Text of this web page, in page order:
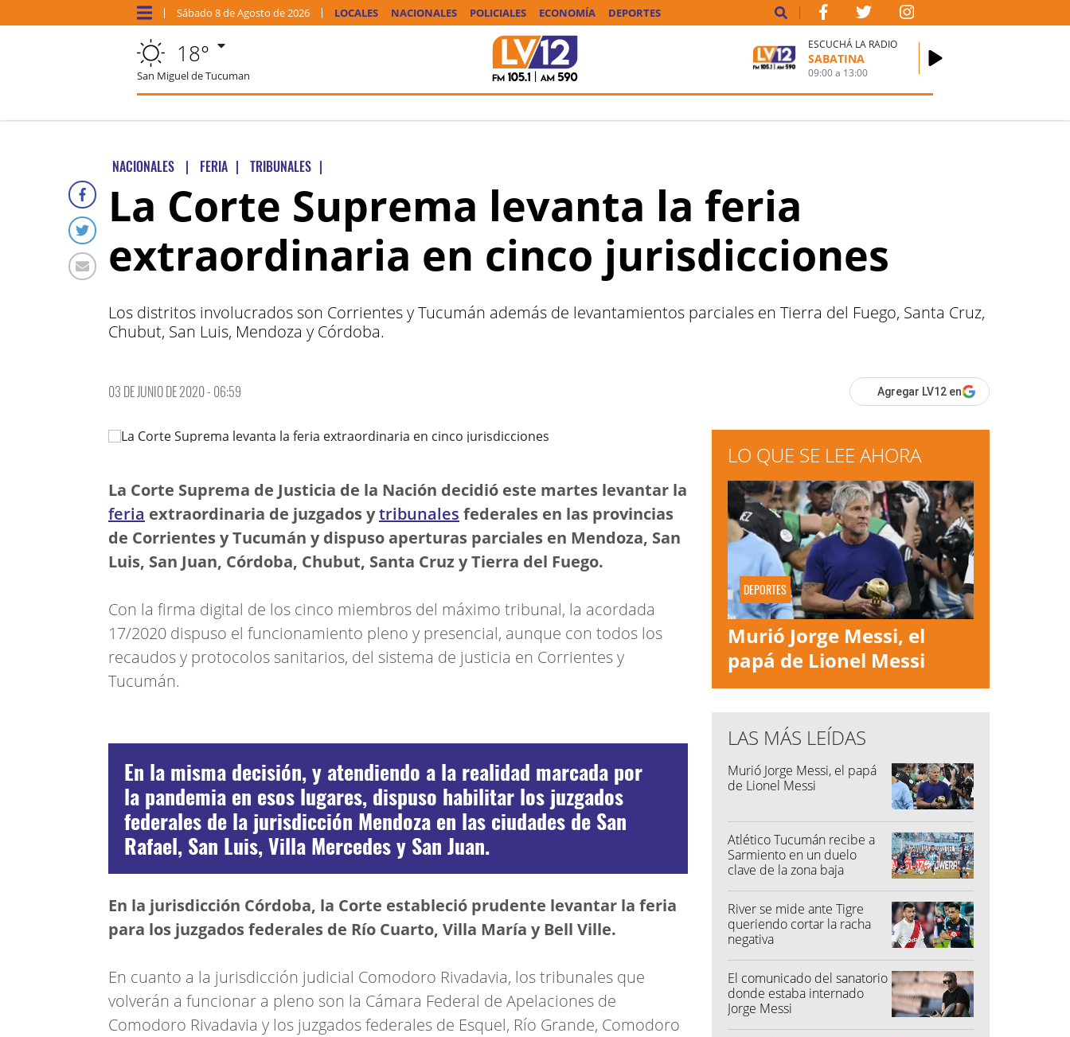
Sábado 8 deAgosto de 2026 LOCALES NACIONALES POLICIALES ECONOMÍA DEPORTES
18°
San Miguel de Tucuman
ESCUCHÁ LA RADIO
SABATINA
09:00a 13:00
NACIONALES | FERIA | TRIBUNALES |
La Corte Suprema levanta la feria
extraordinaria en cinco jurisdicciones
Los distritos involucrados son Corrientes y Tucumán además de levantamientos parciales en Tierra del Fuego, Santa Cruz,
Chubut, San Luis, Mendoza y Córdoba.
03 DE JUNIO DE 2020 - 06:59 Agregar LV12 en
La Corte Suprema de Justicia de la Nación decidió este martes levantar la
feria extraordinaria de juzgados ytribunales federales en las provincias
de Corrientes y Tucumán y dispuso aperturas parciales en Mendoza, San
Luis, San Juan, Córdoba, Chubut, Santa Cruz y Tierra del Fuego.
Con la firma digital de los cinco miembros del máximo tribunal, la acordada
17/2020 dispuso el funcionamiento pleno y presencial, aunque con todos los
recaudos y protocolos sanitarios, del sistema de justicia en Corrientes y
Tucumán.
En la misma decisión, y atendiendo a la realidad marcada por
la pandemia en esos lugares, dispuso habilitar los juzgados
federales de la jurisdicción Mendoza en las ciudades de San
Rafael, San Luis, Villa Mercedes y San Juan.
En la jurisdicción Córdoba, la Corte estableció prudente levantar la feria
para los juzgados federales de Río Cuarto, Villa María y Bell Ville.
En cuanto a la jurisdicción judicial Comodoro Rivadavia, los tribunales que
volverán a funcionar a pleno son la Cámara Federal de Apelaciones de
Comodoro Rivadavia y los juzgados federales de Esquel, Río Grande, Comodoro
LO QUE SE LEE AHORA
DEPORTES
Murió Jorge Messi, el
papá de Lionel Messi
LAS MÁS LEÍDAS
Murió Jorge Messi, el papá
de Lionel Messi
Atlético Tucumán recibe a
Sarmiento en un duelo
clave de la zona baja
River se mide ante Tigre
queriendo cortar la racha
negativa
El comunicado del sanatorio
donde estaba internado
Jorge Messi